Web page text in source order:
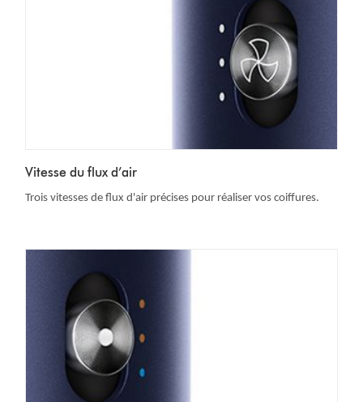
Vitesse du flux d’air
Trois vitesses de flux d'air précises pour réaliser vos coiffures.